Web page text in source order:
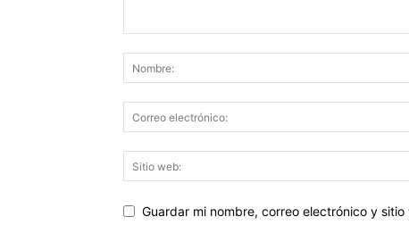
Guardar mi nombre, correo electrónico y